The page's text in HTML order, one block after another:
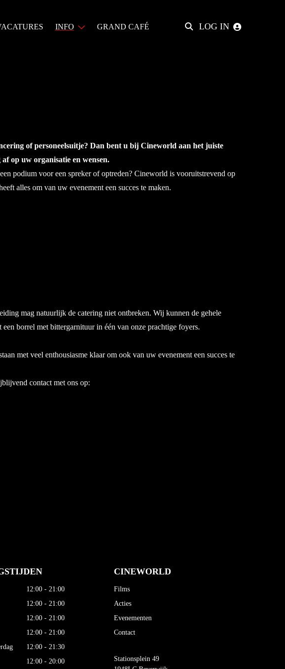
INFO GRAND CAFÉ ZoekenLOG IN
of personeelsuitje? Dan bent u bij Cineworld aan het juiste
op uw organisatie en wensen.
podium voor een spreker of optreden? Cineworld is vooruitstrevend op
alles om van uw evenement een succes te maken.
mag natuurlijk de catering niet ontbreken. Wij kunnen de gehele
borrel met bittergarnituur in één van onze prachtige foyers.
met veel enthousiasme klaar om ook van uw evenement een succes te
contact met ons op:
12:00 - 21:00
12:00 - 21:00
12:00 - 21:00
12:00 - 21:00
12:00 - 21:30
12:00 - 20:00
CINEWORLD
Films
Acties
Evenementen
Contact
Stationsplein 49